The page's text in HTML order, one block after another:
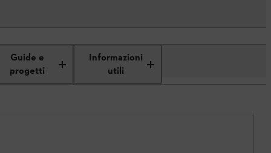
Guide e
progetti
Informazioni
utili